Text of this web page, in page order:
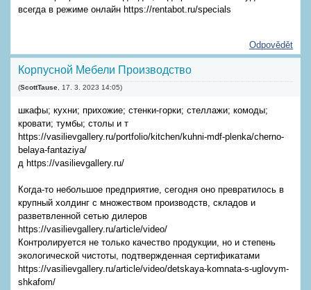
всегда в режиме онлайн https://rentabot.ru/specials
Odpovědět
Корпусной Мебели Производство
(ScottTause 17. 3. 2023 14:05)
шкафы; кухни; прихожие; стенки-горки; стеллажи; комоды;
кровати; тумбы; столы и т
https://vasilievgallery.ru/portfolio/kitchen/kuhni-mdf-plenka/cherno-
belaya-fantaziya/
д https://vasilievgallery.ru/
Когда-то небольшое предприятие, сегодня оно превратилось в
крупный холдинг с множеством производств, складов и
разветвленной сетью дилеров
https://vasilievgallery.ru/article/video/
Контролируется не только качество продукции, но и степень
экологической чистоты, подтвержденная сертификатами
https://vasilievgallery.ru/article/video/detskaya-komnata-s-uglovym-
shkafom/